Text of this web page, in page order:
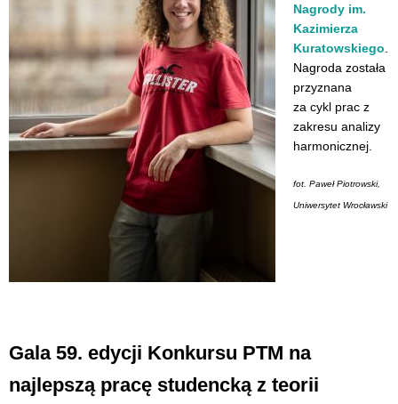
Nagrody im.
Kazimierza
Kuratowskiego
Nagroda została
przyznana
za cykl prac z
zakresu analizy
harmonicznej.
fot. Paweł Piotrowski,
Uniwersytet Wrocławski
Gala 59. edycji Konkursu PTM na
najlepszą pracę studencką z teorii